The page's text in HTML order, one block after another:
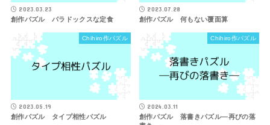
2023.03.23
創作パズル パラドックスな定食
2023.07.28
創作パズル 何もない覆面算
Chihiro作パズル
2023.05.19
創作パズル タイプ相性パズル
Chihiro作パズル
2024.03.11
創作パズル 落書きパズル―再びの落